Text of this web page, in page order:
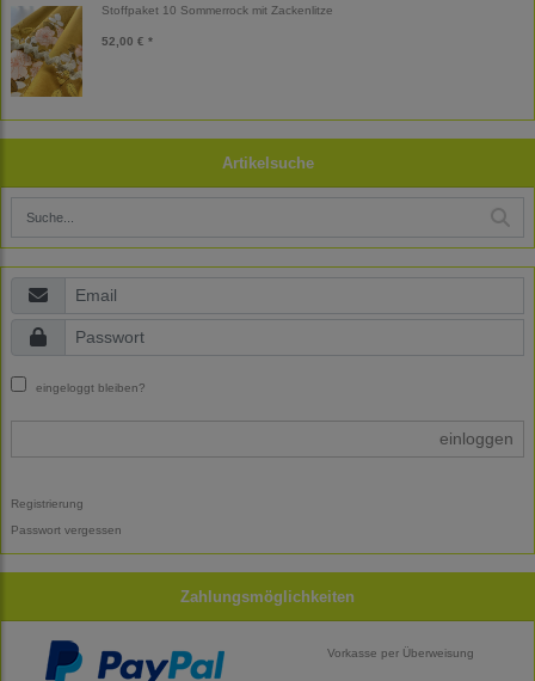
Stoffpaket 10 Sommerrock mit Zackenlitze
52,00 € *
Artikelsuche
eingeloggt bleiben?
einloggen
Registrierung
Passwort vergessen
Zahlungsmöglichkeiten
Vorkasse per Überweisung